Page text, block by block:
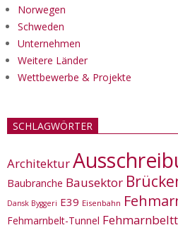
Norwegen
Schweden
Unternehmen
Weitere Länder
Wettbewerbe & Projekte
SCHLAGWÖRTER
Architektur
Baubranche Bausektor
Dansk Byggeri E39 Eisenbahn
Fehmarnbelt-Tunnel